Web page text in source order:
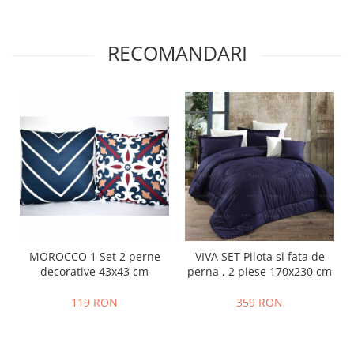
RECOMANDARI
MOROCCO 1 Set 2 perne
decorative 43x43 cm
119 RON
VIVA SET Pilota si fata de
perna , 2 piese 170x230 cm
359 RON